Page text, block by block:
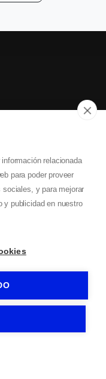
relacionada
para poder proveer
y para mejorar
y publicidad en nuestro